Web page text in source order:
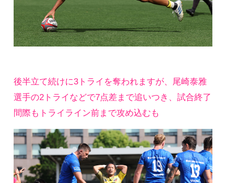
後半立て続けに3トライを奪われますが、尾崎泰雅
選手の2トライなどで7点差まで追いつき、試合終了
間際もトライライン前まで攻め込むも